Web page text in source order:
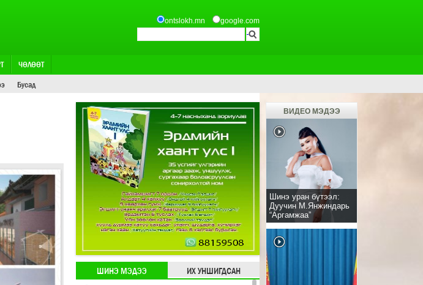
ontslokh.mn google.com
ЧӨЛӨӨТ
Бусад
ШИНЭ МЭДЭЭ ИХ УНШИГДСАН
ВИДЕО МЭДЭЭ
Шинэ уран бүтээл:
Дуучин М.Янжиндарь
“Аргамжаа”